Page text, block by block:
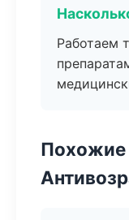
Работаем
Похожие